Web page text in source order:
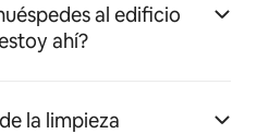
al edificio
ahí?
la limpieza